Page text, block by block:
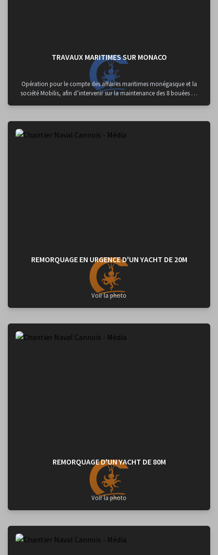
TRAVAUX MARITIMES SUR MONACO
Opération pour le compte des affaires maritimes monégasque et la
société Mobilis, afin d’intervenir sur la maintenance des 8 bouées du
fond à 45 m de profondeur . Mobilisation du remorqueur Orca 2 et
de nos scaphandriers. Merci aux affaires maritimes monégasques et
à Mobilis pour leur confiance et leur fidélité.
REMORQUAGE EN URGENCE D'UN YACHT DE 20M
Voir la photo
REMORQUAGE D'UN YACHT DE 80M
Voir la photo